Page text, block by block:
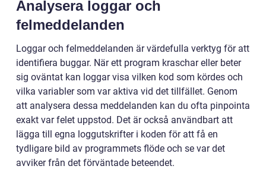
Analysera loggar och
felmeddelanden
Loggar och felmeddelanden är värdefulla verktyg för att
identifiera buggar. När ett program kraschar eller beter
sig oväntat kan loggar visa vilken kod som kördes och
vilka variabler som var aktiva vid det tillfället. Genom
att analysera dessa meddelanden kan du ofta pinpointa
exakt var felet uppstod. Det är också användbart att
lägga till egna loggutskrifter i koden för att få en
tydligare bild av programmets flöde och se var det
avviker från det förväntade beteendet.